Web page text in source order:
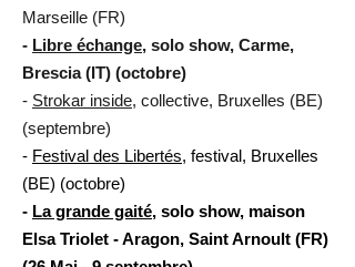
Marseille (FR)
- Libre échange, solo show, Carme,
Brescia (IT) (octobre)
- Strokar inside, collective, Bruxelles (BE)
(septembre)
- Festival des Libertés, festival, Bruxelles
(BE) (octobre)
- La grande gaité, solo show, maison
Elsa Triolet - Aragon, Saint Arnoult (FR)